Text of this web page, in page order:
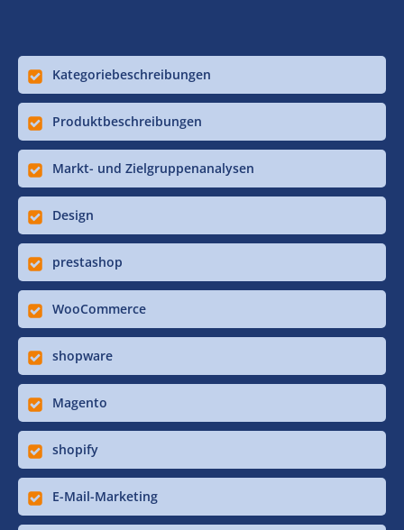
Kategoriebeschreibungen
Produktbeschreibungen
Markt- und Zielgruppenanalysen
Design
prestashop
WooCommerce
shopware
Magento
shopify
E-Mail-Marketing